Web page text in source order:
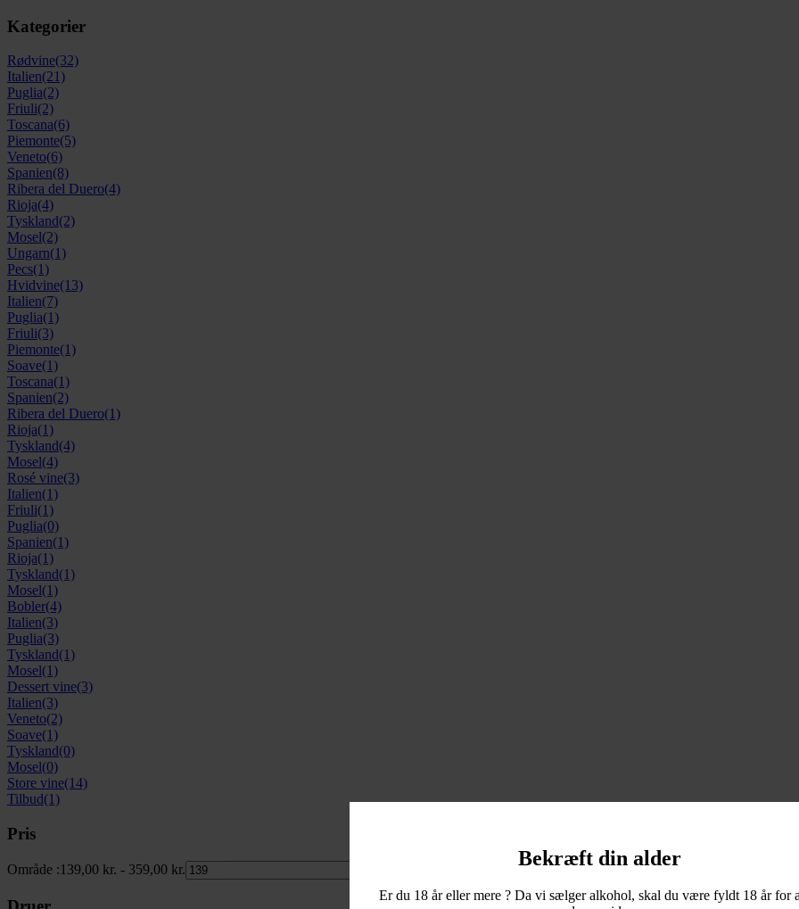
Bekræft din alder
Er du 18 år eller mere ? Da vi sælger alkohol, skal du være fyldt 18 år for
Kategorier
Rødvine(32)
Italien(21)
Puglia(2)
Friuli(2)
Toscana(6)
Piemonte(5)
Veneto(6)
Spanien(8)
Ribera del Duero(4)
Rioja(4)
Tyskland(2)
Mosel(2)
Ungarn(1)
Pecs(1)
Hvidvine(13)
Italien(7)
Puglia(1)
Friuli(3)
Piemonte(1)
Soave(1)
Toscana(1)
Spanien(2)
Ribera del Duero(1)
Rioja(1)
Tyskland(4)
Mosel(4)
Rosé vine(3)
Italien(1)
Friuli(1)
Puglia(0)
Spanien(1)
Rioja(1)
Tyskland(1)
Mosel(1)
Bobler(4)
Italien(3)
Puglia(3)
Tyskland(1)
Mosel(1)
Dessert vine(3)
Italien(3)
Veneto(2)
Soave(1)
Tyskland(0)
Mosel(0)
Store vine(14)
Tilbud(1)
Pris
Område :139,00 kr. - 359,00 kr.